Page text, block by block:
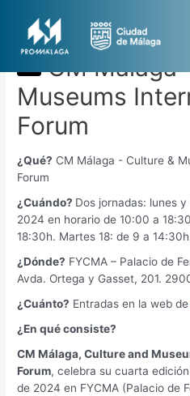
CM Málaga
Museums
Forum
¿Qué? CM Málaga - Culture &
Forum
¿Cuándo? Dos jornadas: lunes
2024 en horario de 10:00 a
18:30h. Martes 18: de 9 a
¿Dónde? FYCMA – Palacio de
Avda. Ortega y Gasset, 201.
¿Cuánto? Entradas en la web
¿En qué consiste?
CM Málaga, Culture and
Forum, celebra su cuarta
de 2024 en FYCMA (Palacio de